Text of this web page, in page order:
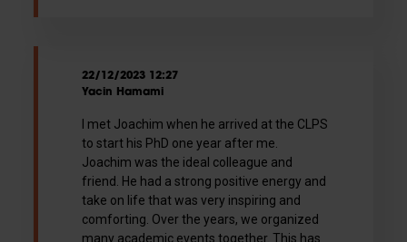
22/12/2023 12:27
Yacin Hamami
I met Joachim when he arrived at the CLPS
to start his PhD one year after me.
Joachim was the ideal colleague and
friend. He had a strong positive energy and
take on life that was very inspiring and
comforting. Over the years, we organized
many academic events together. This has